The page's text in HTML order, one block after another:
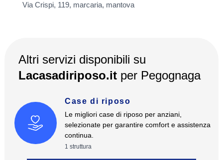
Via Crispi, 119, marcaria, mantova
Altri servizi disponibili su
Lacasadiriposo.it per Pegognaga
Case di riposo
Le migliori case di riposo per anziani,
selezionate per garantire comfort e assistenza
continua.
1 struttura